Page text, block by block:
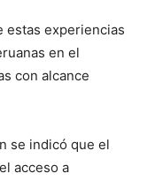
estas experiencias
en el
con alcance
se indicó que el
acceso a